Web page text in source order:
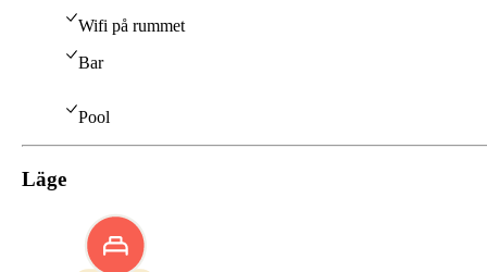
Wifi på rummet
Bar
Pool
Läge